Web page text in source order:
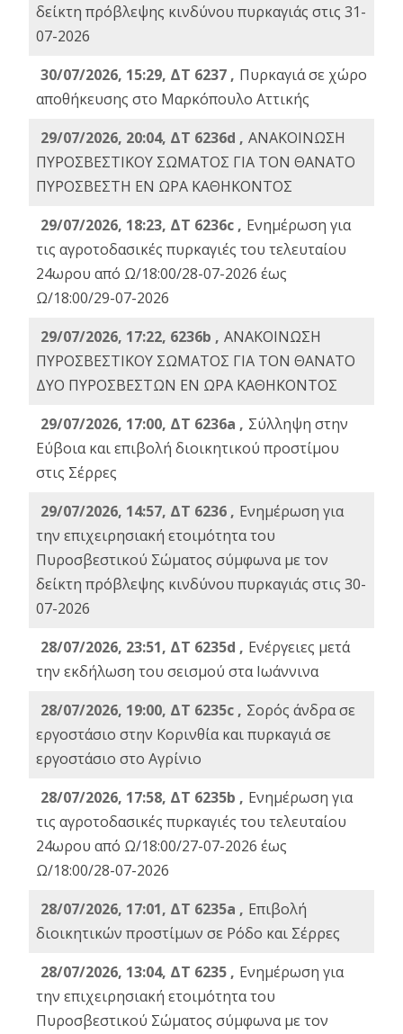
δείκτη πρόβλεψης κινδύνου πυρκαγιάς στις 31-
07-2026
30/07/2026, 15:29, ΔΤ 6237 , Πυρκαγιά σε χώρο
αποθήκευσης στο Μαρκόπουλο Αττικής
29/07/2026, 20:04, ΔΤ 6236d , ΑΝΑΚΟΙΝΩΣΗ
ΠΥΡΟΣΒΕΣΤΙΚΟΥ ΣΩΜΑΤΟΣ ΓΙΑ ΤΟΝ ΘΑΝΑΤΟ
ΠΥΡΟΣΒΕΣΤΗ ΕΝ ΩΡΑ ΚΑΘΗΚΟΝΤΟΣ
29/07/2026, 18:23, ΔΤ 6236c , Ενημέρωση για
τις αγροτοδασικές πυρκαγιές του τελευταίου
24ωρου από Ω/18:00/28-07-2026 έως
Ω/18:00/29-07-2026
29/07/2026, 17:22, 6236b , ΑΝΑΚΟΙΝΩΣΗ
ΠΥΡΟΣΒΕΣΤΙΚΟΥ ΣΩΜΑΤΟΣ ΓΙΑ ΤΟΝ ΘΑΝΑΤΟ
ΔΥΟ ΠΥΡΟΣΒΕΣΤΩΝ ΕΝ ΩΡΑ ΚΑΘΗΚΟΝΤΟΣ
29/07/2026, 17:00, ΔΤ 6236a , Σύλληψη στην
Εύβοια και επιβολή διοικητικού προστίμου
στις Σέρρες
29/07/2026, 14:57, ΔΤ 6236 , Ενημέρωση για
την επιχειρησιακή ετοιμότητα του
Πυροσβεστικού Σώματος σύμφωνα με τον
δείκτη πρόβλεψης κινδύνου πυρκαγιάς στις 30-
07-2026
28/07/2026, 23:51, ΔΤ 6235d , Ενέργειες μετά
την εκδήλωση του σεισμού στα Ιωάννινα
28/07/2026, 19:00, ΔΤ 6235c , Σορός άνδρα σε
εργοστάσιο στην Κορινθία και πυρκαγιά σε
εργοστάσιο στο Αγρίνιο
28/07/2026, 17:58, ΔΤ 6235b , Ενημέρωση για
τις αγροτοδασικές πυρκαγιές του τελευταίου
24ωρου από Ω/18:00/27-07-2026 έως
Ω/18:00/28-07-2026
28/07/2026, 17:01, ΔΤ 6235a , Eπιβολή
διοικητικών προστίμων σε Ρόδο και Σέρρες
28/07/2026, 13:04, ΔΤ 6235 , Ενημέρωση για
την επιχειρησιακή ετοιμότητα του
Πυροσβεστικού Σώματος σύμφωνα με τον